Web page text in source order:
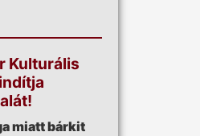
Kulturális
miatt bárkit